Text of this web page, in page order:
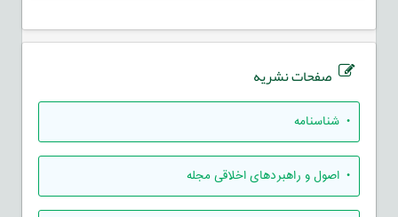
صفحات نشریه
• شناسنامه
• اصول و راهبردهای اخلاقی مجله